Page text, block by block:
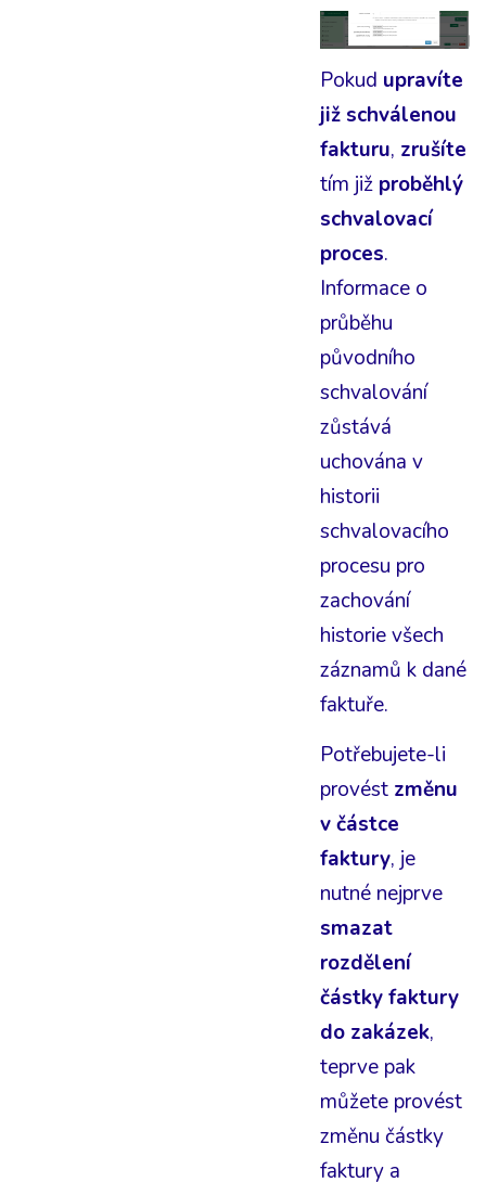
Pokud upravíte
již schválenou
fakturu, zrušíte
tím již proběhlý
schvalovací
proces.
Informace o
průběhu
původního
schvalování
zůstává
uchována v
historii
schvalovacího
procesu pro
zachování
historie všech
záznamů k dané
faktuře.
Potřebujete-li
provést změnu
v částce
faktury, je
nutné nejprve
smazat
rozdělení
částky faktury
do zakázek,
teprve pak
můžete provést
změnu částky
faktury a